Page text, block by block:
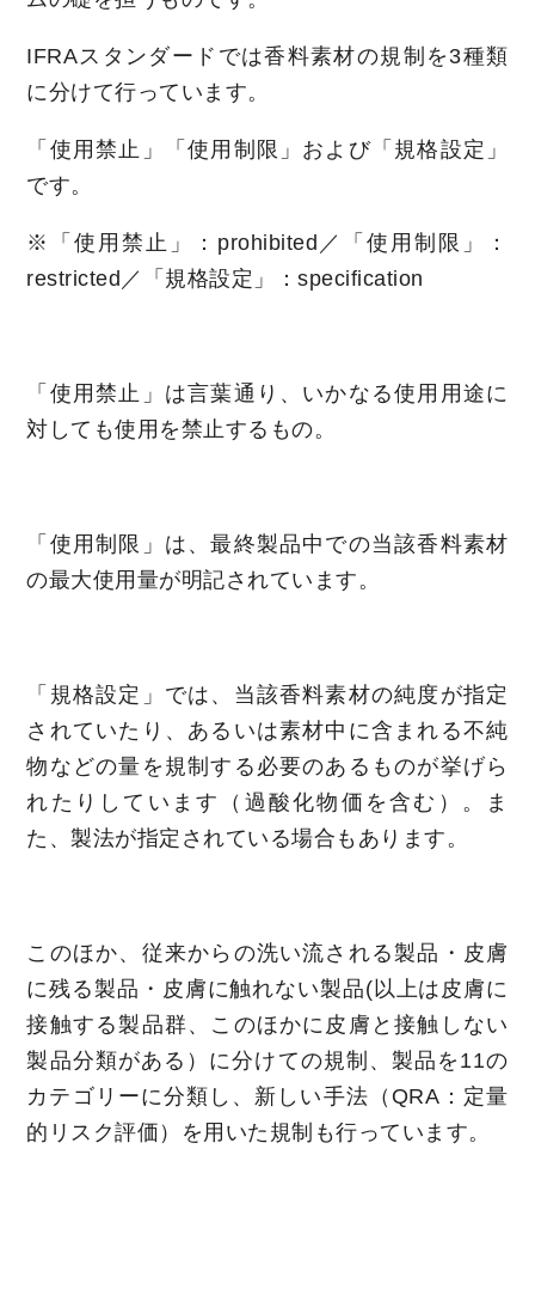
IFRAスタンダードでは香料素材の規制を3種類
に分けて行っています。
「使用禁止」「使用制限」および「規格設定」
です。
※「使用禁止」：prohibited／「使用制限」：
restricted／「規格設定」：specification
「使用禁止」は言葉通り、いかなる使用用途に
対しても使用を禁止するもの。
「使用制限」は、最終製品中での当該香料素材
の最大使用量が明記されています。
「規格設定」では、当該香料素材の純度が指定
されていたり、あるいは素材中に含まれる不純
物などの量を規制する必要のあるものが挙げら
れたりしています（過酸化物価を含む）。ま
た、製法が指定されている場合もあります。
このほか、従来からの洗い流される製品・皮膚
に残る製品・皮膚に触れない製品(以上は皮膚に
接触する製品群、このほかに皮膚と接触しない
製品分類がある）に分けての規制、製品を11の
カテゴリーに分類し、新しい手法（QRA：定量
的リスク評価）を用いた規制も行っています。